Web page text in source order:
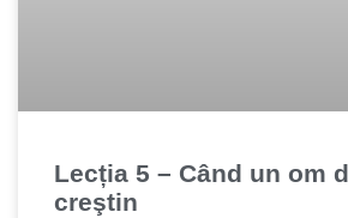
Lecția 5 – Când un om
creştin